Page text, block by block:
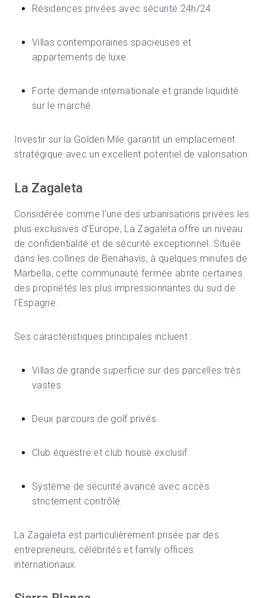
Résidences privées avec sécurité 24h/24.
Villas contemporaines spacieuses et
appartements de luxe.
Forte demande internationale et grande liquidité
sur le marché.
Investir sur la Golden Mile garantit un emplacement
stratégique avec un excellent potentiel de valorisation.
La Zagaleta
Considérée comme l’une des urbanisations privées les
plus exclusives d’Europe, La Zagaleta offre un niveau
de confidentialité et de sécurité exceptionnel. Située
dans les collines de Benahavís, à quelques minutes de
Marbella, cette communauté fermée abrite certaines
des propriétés les plus impressionnantes du sud de
l’Espagne.
Ses caractéristiques principales incluent :
Villas de grande superficie sur des parcelles très
vastes.
Deux parcours de golf privés.
Club équestre et club house exclusif.
Système de sécurité avancé avec accès
strictement contrôlé.
La Zagaleta est particulièrement prisée par des
entrepreneurs, célébrités et family offices
internationaux.